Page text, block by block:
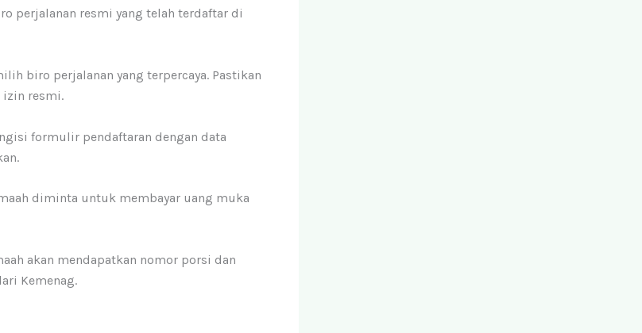
perjalanan resmi yang telah terdaftar di
biro perjalanan yang terpercaya. Pastikan
resmi.
formulir pendaftaran dengan data
diminta untuk membayar uang muka
akan mendapatkan nomor porsi dan
Kemenag.